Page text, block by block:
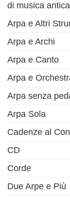
di musica antica
Arpa e Altri
Arpa e Archi
Arpa e Canto
Arpa e
Arpa senza
Arpa Sola
Cadenze al
CD
Corde
Due Arpe e Più